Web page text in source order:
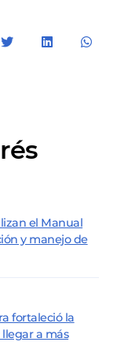
el Manual
y manejo de
fortaleció la
a más